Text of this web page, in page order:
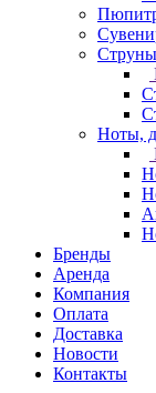
Ноты,
Бренды
Аренда
Компания
Оплата
Доставка
Новости
Контакты